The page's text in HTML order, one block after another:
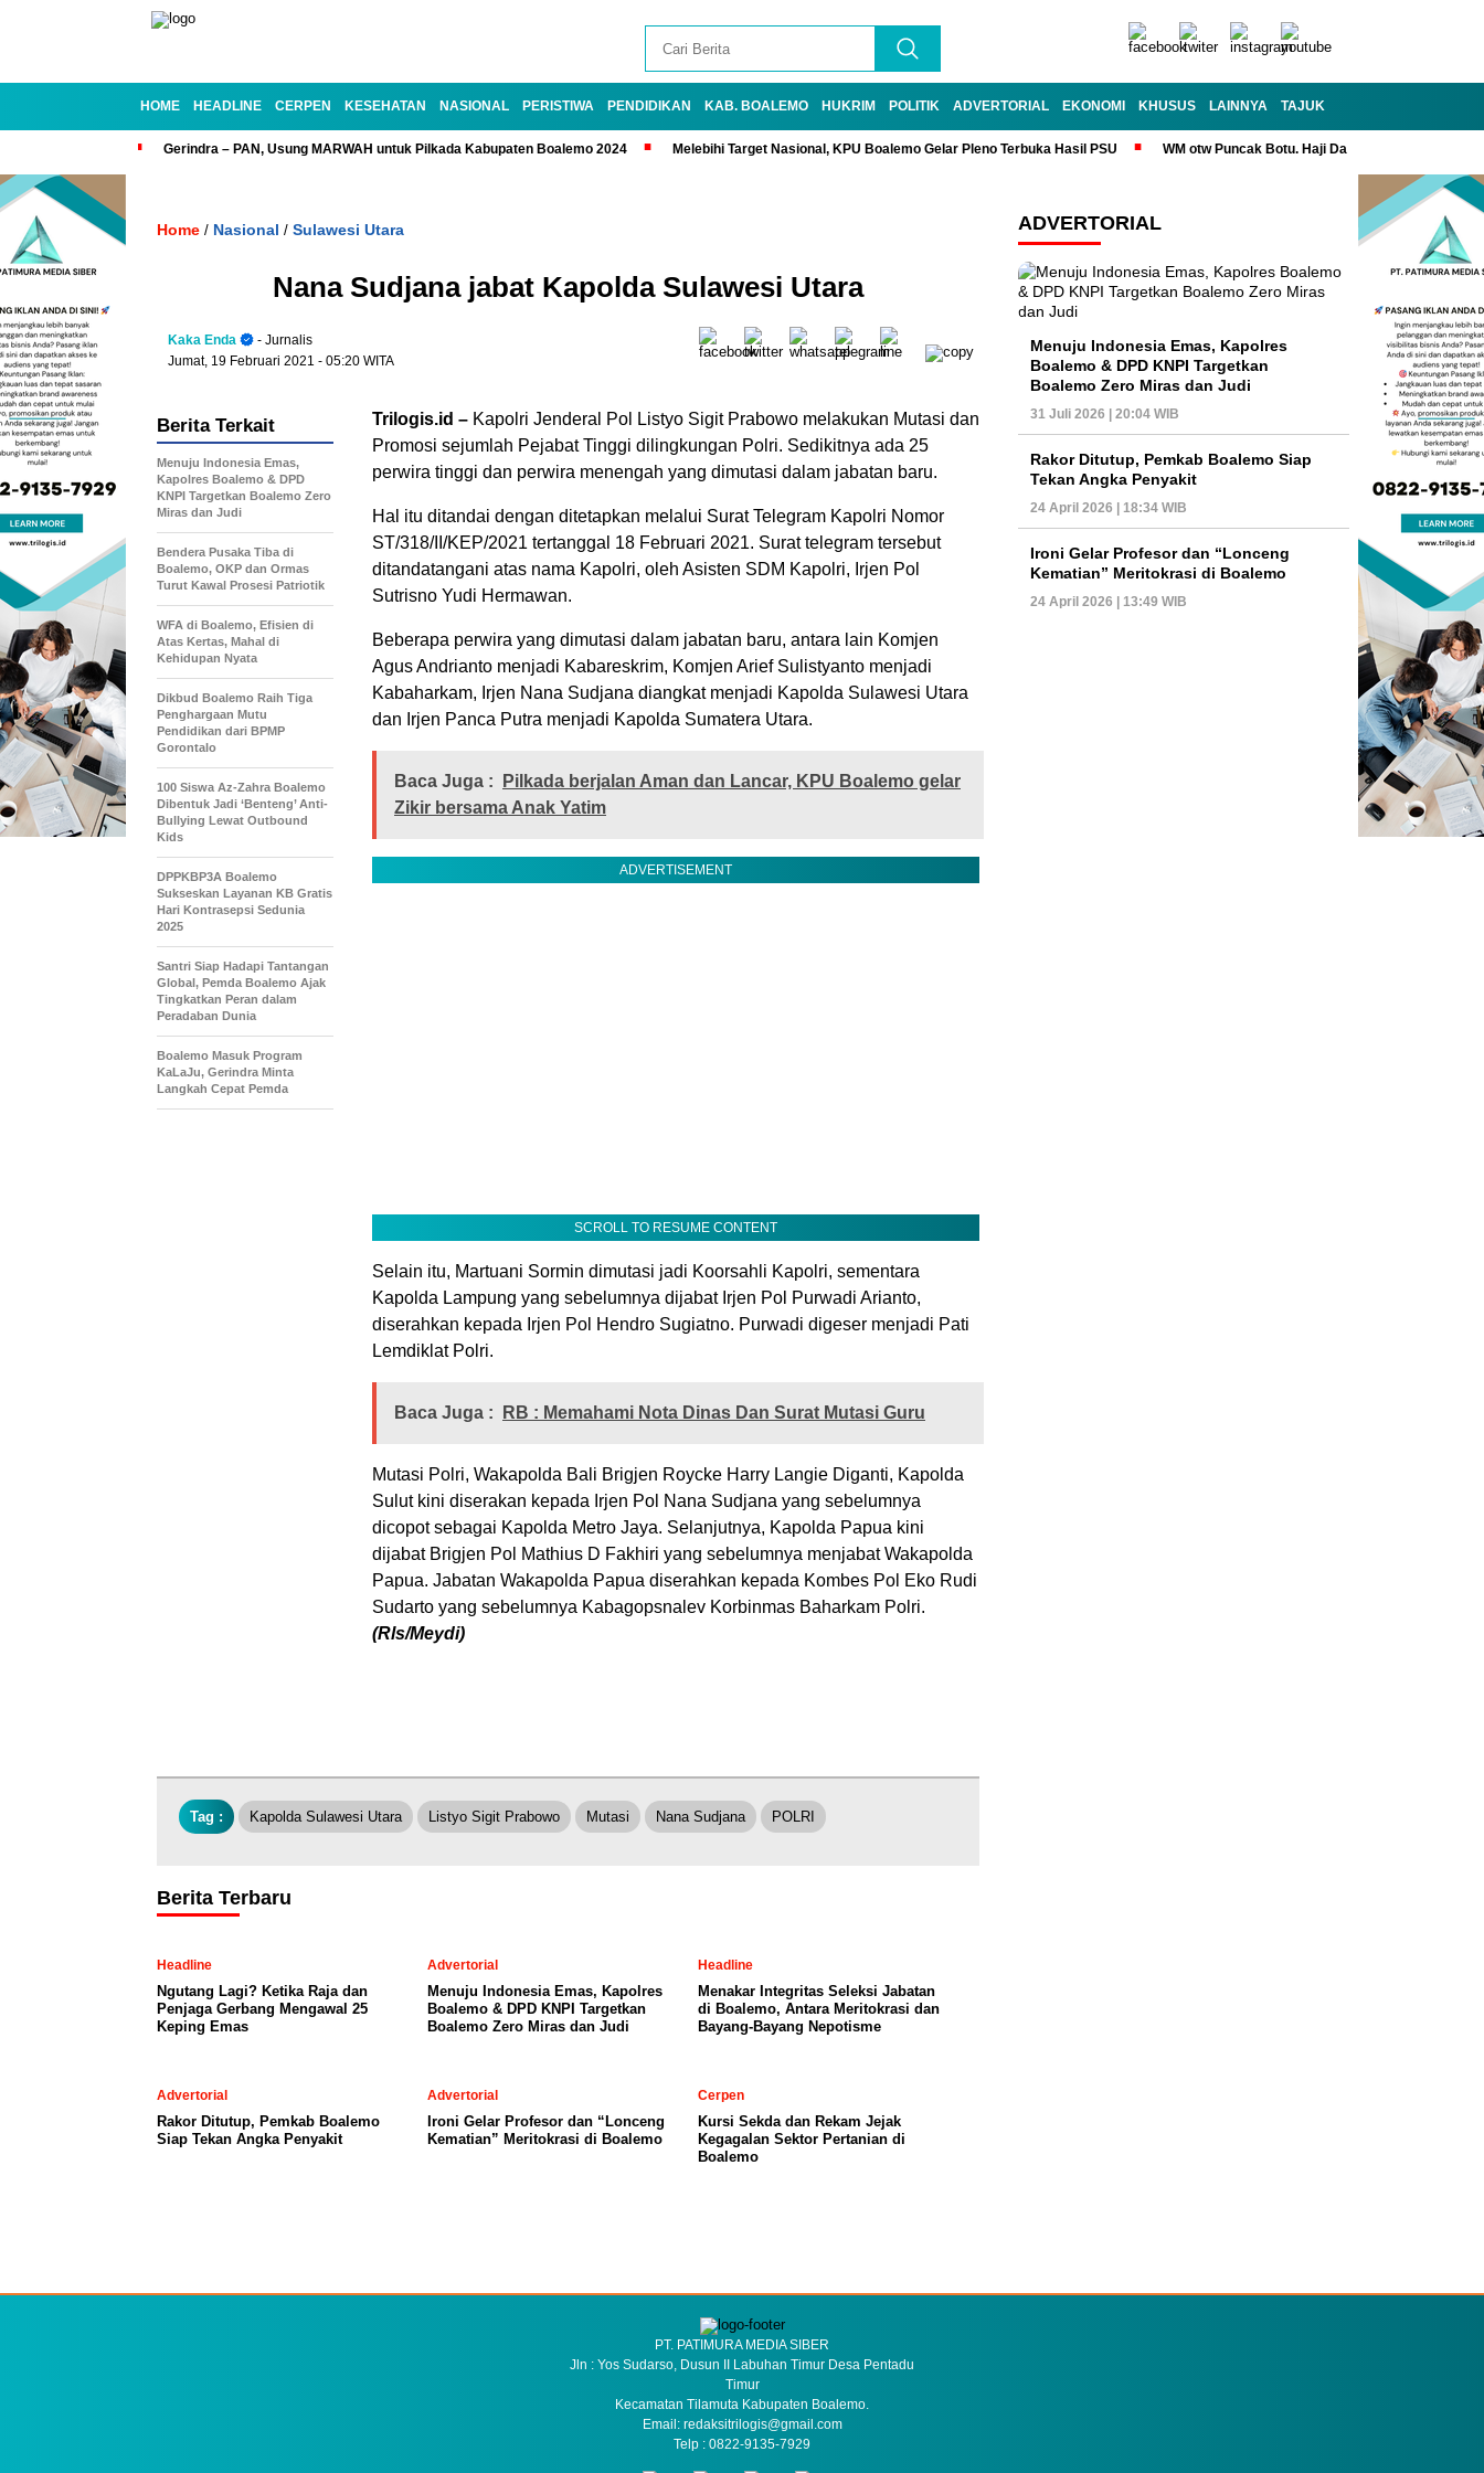
HOME HEADLINE CERPEN KESEHATAN NASIONAL PERISTIWA PENDIDIKAN KAB. BOALEMO HUKRIM POLITIK ADVERTORIAL EKONOMI KHUSUS LAINNYA TAJUK
Gerindra – PAN, Usung MARWAH untuk Pilkada Kabupaten Boalemo 2024 Melebihi Target Nasional, KPU Boalemo Gelar Pleno Terbuka Hasil PSU WM otw Puncak Botu. Haji Darem Masih Tangguh
Home / Nasional / Sulawesi Utara
Nana Sudjana jabat Kapolda Sulawesi Utara
Kaka Enda
- Jurnalis
Jumat, 19 Februari 2021 - 05:20 WITA
Trilogis.id – Kapolri Jenderal Pol Listyo Sigit Prabowo melakukan Mutasi dan
Promosi sejumlah Pejabat Tinggi dilingkungan Polri. Sedikitnya ada 25
perwira tinggi dan perwira menengah yang dimutasi dalam jabatan baru.
Hal itu ditandai dengan ditetapkan melalui Surat Telegram Kapolri Nomor
ST/318/II/KEP/2021 tertanggal 18 Februari 2021. Surat telegram tersebut
ditandatangani atas nama Kapolri, oleh Asisten SDM Kapolri, Irjen Pol
Sutrisno Yudi Hermawan.
Beberapa perwira yang dimutasi dalam jabatan baru, antara lain Komjen
Agus Andrianto menjadi Kabareskrim, Komjen Arief Sulistyanto menjadi
Kabaharkam, Irjen Nana Sudjana diangkat menjadi Kapolda Sulawesi Utara
dan Irjen Panca Putra menjadi Kapolda Sumatera Utara.
Baca Juga :
Pilkada berjalan Aman dan Lancar, KPU Boalemo gelar
Zikir bersama Anak Yatim
ADVERTISEMENT
SCROLL TO RESUME CONTENT
Selain itu, Martuani Sormin dimutasi jadi Koorsahli Kapolri, sementara
Kapolda Lampung yang sebelumnya dijabat Irjen Pol Purwadi Arianto,
diserahkan kepada Irjen Pol Hendro Sugiatno. Purwadi digeser menjadi Pati
Lemdiklat Polri.
Baca Juga : RB : Memahami Nota Dinas Dan Surat Mutasi Guru
Mutasi Polri, Wakapolda Bali Brigjen Roycke Harry Langie Diganti, Kapolda
Sulut kini diserakan kepada Irjen Pol Nana Sudjana yang sebelumnya
dicopot sebagai Kapolda Metro Jaya. Selanjutnya, Kapolda Papua kini
dijabat Brigjen Pol Mathius D Fakhiri yang sebelumnya menjabat Wakapolda
Papua. Jabatan Wakapolda Papua diserahkan kepada Kombes Pol Eko Rudi
Sudarto yang sebelumnya Kabagopsnalev Korbinmas Baharkam Polri.
(Rls/Meydi)
Berita Terkait
Menuju Indonesia Emas,
Kapolres Boalemo & DPD
KNPI Targetkan Boalemo Zero
Miras dan Judi
Bendera Pusaka Tiba di
Boalemo, OKP dan Ormas
Turut Kawal Prosesi Patriotik
WFA di Boalemo, Efisien di
Atas Kertas, Mahal di
Kehidupan Nyata
Dikbud Boalemo Raih Tiga
Penghargaan Mutu
Pendidikan dari BPMP
Gorontalo
100 Siswa Az-Zahra Boalemo
Dibentuk Jadi ‘Benteng’ Anti-
Bullying Lewat Outbound
Kids
DPPKBP3A Boalemo
Sukseskan Layanan KB Gratis
Hari Kontrasepsi Sedunia
2025
Santri Siap Hadapi Tantangan
Global, Pemda Boalemo Ajak
Tingkatkan Peran dalam
Peradaban Dunia
Boalemo Masuk Program
KaLaJu, Gerindra Minta
Langkah Cepat Pemda
Tag : Kapolda Sulawesi Utara Listyo Sigit Prabowo Mutasi Nana Sudjana POLRI
Berita Terbaru
Headline
Ngutang Lagi? Ketika Raja dan
Penjaga Gerbang Mengawal 25
Keping Emas
Advertorial
Menuju Indonesia Emas, Kapolres
Boalemo & DPD KNPI Targetkan
Boalemo Zero Miras dan Judi
Headline
Menakar Integritas Seleksi Jabatan
di Boalemo, Antara Meritokrasi dan
Bayang-Bayang Nepotisme
Advertorial
Rakor Ditutup, Pemkab Boalemo
Siap Tekan Angka Penyakit
Advertorial
Ironi Gelar Profesor dan “Lonceng
Kematian” Meritokrasi di Boalemo
Cerpen
Kursi Sekda dan Rekam Jejak
Kegagalan Sektor Pertanian di
Boalemo
ADVERTORIAL
Menuju Indonesia Emas, Kapolres
Boalemo & DPD KNPI Targetkan
Boalemo Zero Miras dan Judi
31 Juli 2026 | 20:04 WIB
Rakor Ditutup, Pemkab Boalemo Siap
Tekan Angka Penyakit
24 April 2026 | 18:34 WIB
Ironi Gelar Profesor dan “Lonceng
Kematian” Meritokrasi di Boalemo
24 April 2026 | 13:49 WIB
PT. PATIMURA MEDIA SIBER
Jln : Yos Sudarso, Dusun II Labuhan Timur Desa Pentadu
Timur
Kecamatan Tilamuta Kabupaten Boalemo.
Email: redaksitrilogis@gmail.com
Telp : 0822-9135-7929